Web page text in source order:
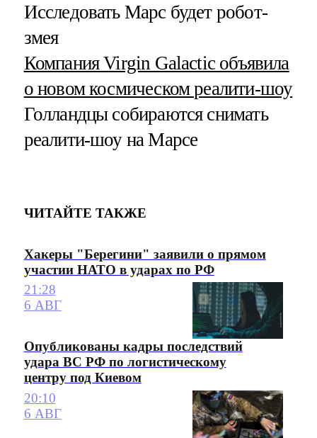
Исследовать Марс будет робот-
змея
Компания Virgin Galactic объявила
о новом космическом реалити-шоу
Голландцы собираются снимать
реалити-шоу на Марсе
ЧИТАЙТЕ ТАКЖЕ
Хакеры "Берегини" заявили о прямом
участии НАТО в ударах по РФ
21:28
6 АВГ
Опубликованы кадры последствий
удара ВС РФ по логистическому
центру под Киевом
20:10
6 АВГ